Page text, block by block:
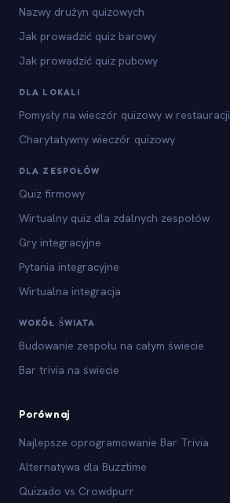
Nazwy drużyn quizowych
Jak prowadzić quiz barowy
Jak prowadzić quiz pubowy
DLA LOKALI
Pomysły na wieczór quizowy w restauracji
Charytatywny wieczór quizowy
DLA ZESPOŁÓW
Quiz firmowy
Wirtualny quiz dla zdalnych zespołów
Gry integracyjne
Pytania integracyjne
Wirtualna integracja
WOKÓŁ ŚWIATA
Budowanie zespołu na całym świecie
Bar trivia na świecie
Porównaj
Najlepsze oprogramowanie Bar Trivia
Alternatywa dla Buzztime
Quizado vs Crowdpurr